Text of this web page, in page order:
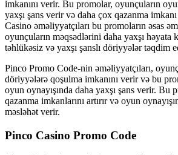
imkanını verir. Bu promolar, oyunçuların
yaxşı şans verir və daha çox qazanma
Casino əməliyyatçıları bu promoların əsas
oyunçuların məqsədlərini daha yaxşı həyata
təhlükəsiz və yaxşı şanslı döriyyələr təqdim
Pinco Promo Code-nin əməliyyatçıları,
döriyyələrə qoşulma imkanını verir və bu
oyun oynayışında daha yaxşı şans verir. Bu
qazanma imkanlarını artırır və oyun
məsləhət verir.
Pinco Casino Promo Code